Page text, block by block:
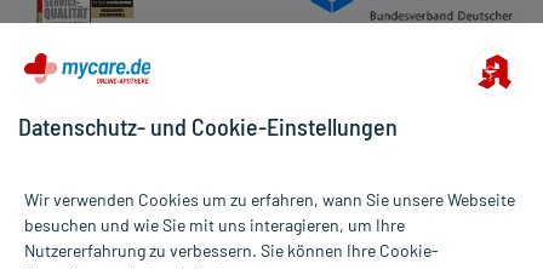
Alle Preise gelten inkl. MwSt., ggf. zzgl. Versandkosten
Datenschutz- und Cookie-Einstellungen
Wir verwenden Cookies um zu erfahren, wann Sie unsere Webseite
besuchen und wie Sie mit uns interagieren, um Ihre
Nutzererfahrung zu verbessern. Sie können Ihre Cookie-